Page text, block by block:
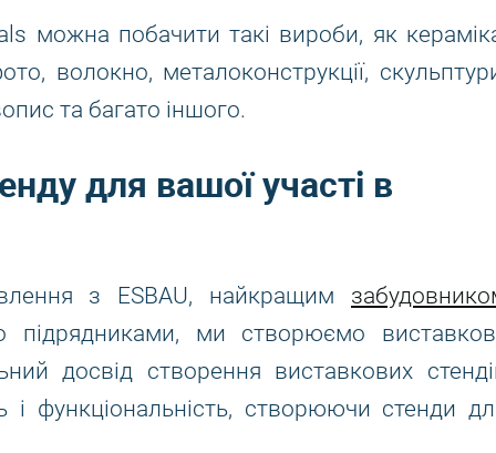
можна побачити такі вироби, як
волокно, металоконструкції,
та багато іншого.
для вашої участі в
з ESBAU, найкращим
ми створюємо
досвід створення виставкових
і функціональність, створюючи стенди